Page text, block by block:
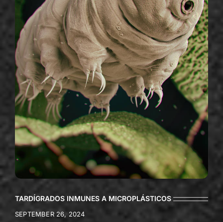
TARDÍGRADOS INMUNES A MICROPLÁSTICOS
SEPTEMBER 26, 2024